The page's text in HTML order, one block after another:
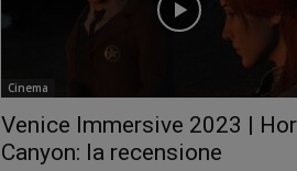
Cinema
Venice Immersive 2023 |
Canyon: la recensione